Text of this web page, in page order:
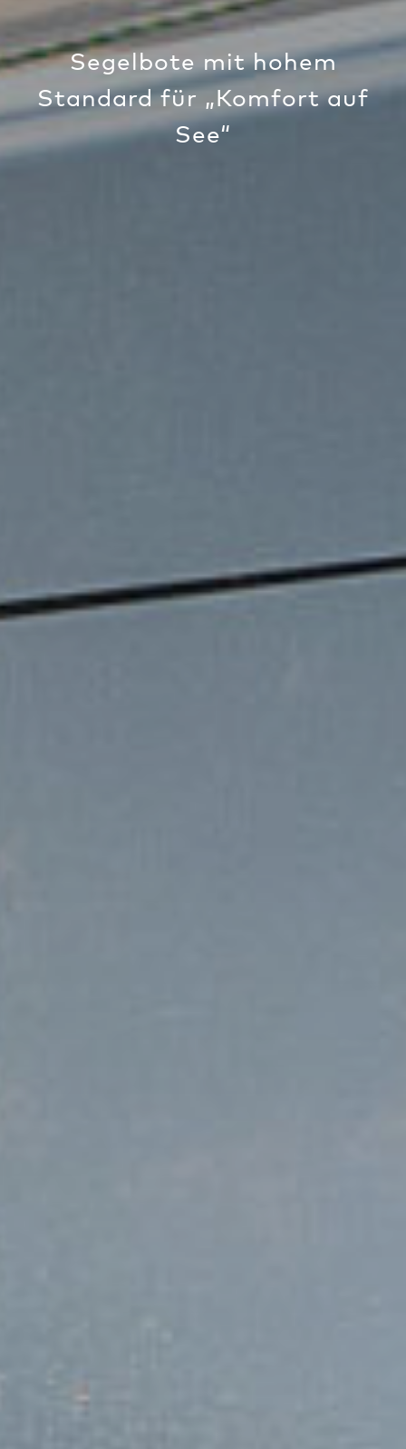
Segelbote mit hohem
Standard für „Komfort auf
See“